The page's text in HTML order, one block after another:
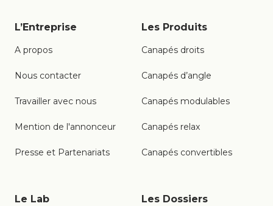
L’Entreprise
A propos
Nous contacter
Travailler avec nous
Mention de l'annonceur
Presse et Partenariats
Les Produits
Canapés droits
Canapés d’angle
Canapés modulables
Canapés relax
Canapés convertibles
Le Lab Les Dossiers